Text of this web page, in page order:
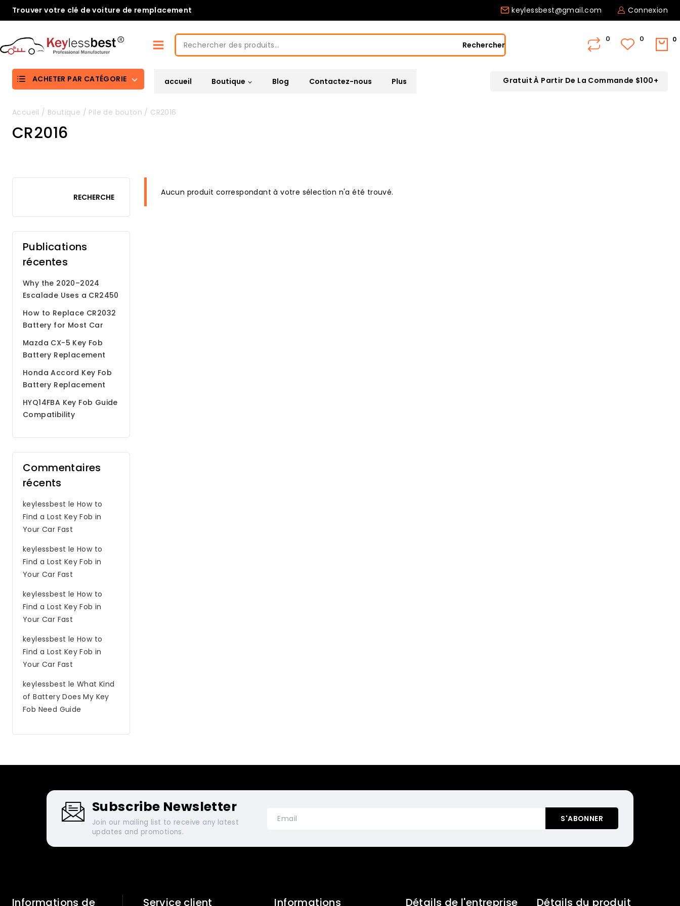
PasserTrouver votre clé de voiture de remplacement keylessbest@gmail.com Connexion
Rechercher
Rechercher
0
ACHETER PAR CATÉGORIE accueil Boutique Blog Contactez-nous Plus Gratuit À Partir De La Commande $100+
Accueil / Boutique / Pile de bouton / CR2016
CR2016
Aucun produit correspondant à votre sélection n'a été trouvé.
RECHERCHE
Publications
récentes
Why the 2020–2024
Escalade Uses a CR2450
How to Replace CR2032
Battery for Most Car
Remote Key Fobs
Mazda CX-5 Key Fob
Battery Replacement
Step by Step Guide
Honda Accord Key Fob
Battery Replacement
HYQ14FBA Key Fob Guide
Compatibility
Commentaires
récents
keylessbest leHow to
Find a Lost Key Fob in
Your Car Fast
keylessbest leHow to
Find a Lost Key Fob in
Your Car Fast
keylessbest leHow to
Find a Lost Key Fob in
Your Car Fast
keylessbest leHow to
Find a Lost Key Fob in
Your Car Fast
keylessbest leWhat Kind
of Battery Does My Key
Fob Need Guide
Subscribe Newsletter
Join our mailing list to receive any latest
updates and promotions.
Informations de Service client Informations Détails de l'entreprise Détails du produit